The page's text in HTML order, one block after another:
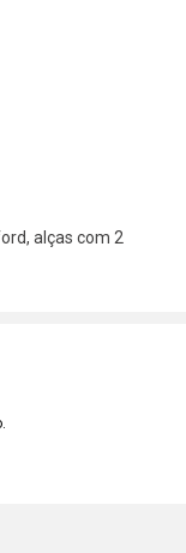
alças com 2